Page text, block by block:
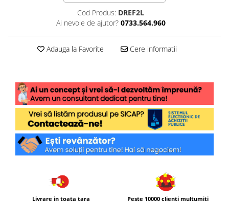
Cod Produs: DREF2L
Ai nevoie de ajutor? 0733.564.960
Adauga la Favorite Cere informatii
Livrare in toata tara Peste 10000 clienti multumiti